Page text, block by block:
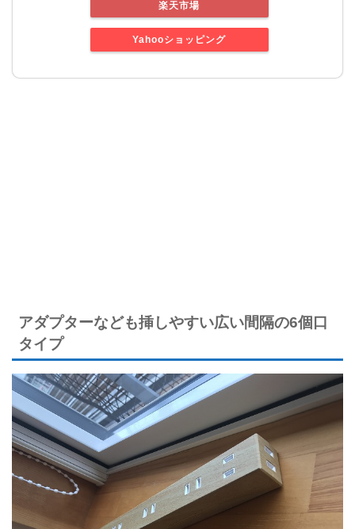
楽天市場
Yahooショッピング
アダプターなども挿しやすい広い間隔の6個口
タイプ